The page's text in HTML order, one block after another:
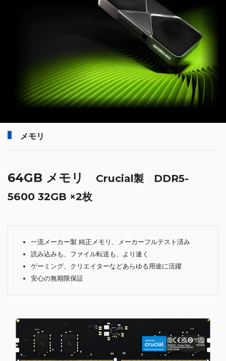
メモリ
64GB メモリ
Crucial製 DDR5-
5600 32GB ×2枚
一流メーカー製 純正メモリ、メーカーフルテスト済み
読み込みも、ファイル転送も、より速く
ゲーミング、クリエイターなどあらゆる用途に活躍
安心の無期限保証